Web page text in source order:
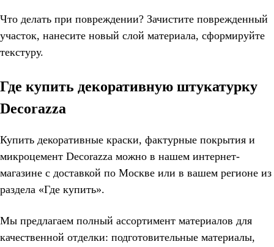
Что делать при повреждении? Зачистите поврежденный
участок, нанесите новый слой материала, сформируйте
текстуру.
Где купить декоративную штукатурку
Decorazza
Купить декоративные краски, фактурные покрытия и
микроцемент Decorazza можно в нашем интернет-
магазине с доставкой по Москве или в вашем регионе из
раздела «Где купить».
Мы предлагаем полный ассортимент материалов для
качественной отделки: подготовительные материалы,